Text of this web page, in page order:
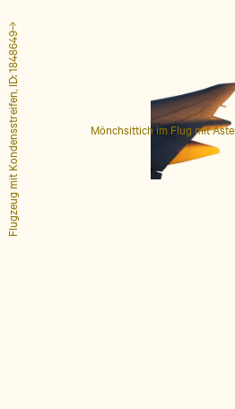
Mönchsittich im Flug mit
Flugzeug mit Kondensstreifen, ID: 1848649